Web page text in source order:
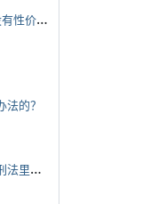
*
想请教有经验的蛋友，想给媳妇7夕买个跳蛋，有没有性价比高的推荐
的？
*
有啥搞钱的路子吗，开源节流都行，主要是开源，刑法里的咱不做